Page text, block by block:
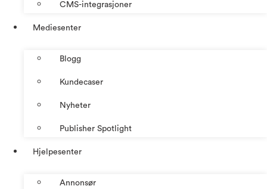
CMS-integrasjoner
Mediesenter
Blogg
Kundecaser
Nyheter
Publisher Spotlight
Hjelpesenter
Annonsør